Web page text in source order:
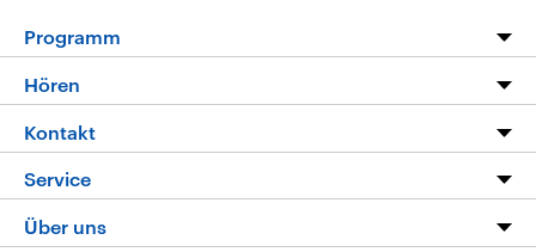
Programm
Die Nachrichten
Nachrichtenleicht
Neue Beiträge auf dlf.de
Hören
Livestream
Podcasts
Deutschlandfunk App
Kontakt
Hörerservice
Service
FAQ
Über uns